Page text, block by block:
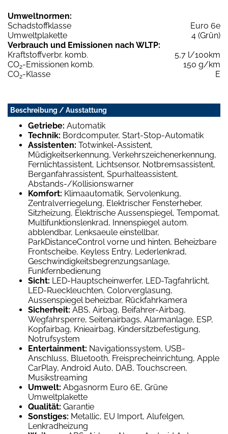
Umweltnormen:
Schadstoffklasse
Euro 6e
Umweltplakette
4 (Grün)
Verbrauch und Emissionen nach WLTP:
Kraftstoffverbr. komb.
5,7 l/100km
CO2-Emissionen komb.
150 g/km
CO2-Klasse E
Beschreibung / Ausstattung
Getriebe: Automatik
Technik: Bordcomputer, Start-Stop-Automatik
Assistenten: Totwinkel-Assistent,
Müdigkeitserkennung, Verkehrszeichenerkennung,
Fernlichtassistent, Lichtsensor, Notbremsassistent,
Berganfahrassistent, Spurhalteassistent,
Abstands-/Kollisionswarner
Komfort: Klimaautomatik, Servolenkung,
Zentralverriegelung, Elektrischer Fensterheber,
Sitzheizung, Elektrische Aussenspiegel, Tempomat,
Multifunktionslenkrad, Innenspiegel autom.
abblendbar, Lenksaeule einstellbar,
ParkDistanceControl vorne und hinten, Beheizbare
Frontscheibe, Keyless Entry, Lederlenkrad,
Geschwindigkeitsbegrenzungsanlage,
Funkfernbedienung
Sicht: LED-Hauptscheinwerfer, LED-Tagfahrlicht,
LED-Rueckleuchten, Colorverglasung,
Aussenspiegel beheizbar, Rückfahrkamera
Sicherheit: ABS, Airbag, Beifahrer-Airbag,
Wegfahrsperre, Seitenairbags, Alarmanlage, ESP,
Kopfairbag, Knieairbag, Kindersitzbefestigung,
Notrufsystem
Entertainment: Navigationssystem, USB-
Anschluss, Bluetooth, Freisprecheinrichtung, Apple
CarPlay, Android Auto, DAB, Touchscreen,
Musikstreaming
Umwelt: Abgasnorm Euro 6E, Grüne
Umweltplakette
Qualität: Garantie
Sonstiges: Metallic, EU Import, Alufelgen,
Lenkradheizung